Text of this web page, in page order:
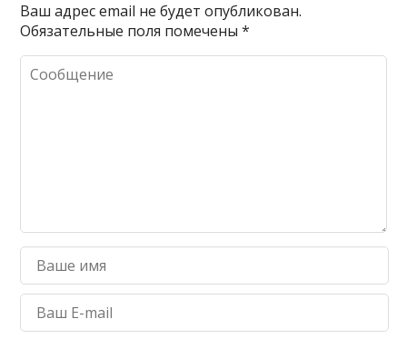
Ваш адрес email не будет опубликован.
Обязательные поля помечены*